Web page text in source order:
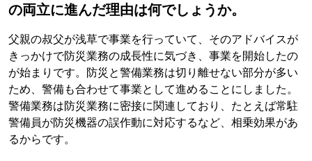
の両立に進んだ理由は何でしょうか。
父親の叔父が浅草で事業を行っていて、そのアドバイスが
きっかけで防災業務の成長性に気づき、事業を開始したの
が始まりです。防災と警備業務は切り離せない部分が多い
ため、警備も合わせて事業として進めることにしました。
警備業務は防災業務に密接に関連しており、たとえば常駐
警備員が防災機器の誤作動に対応するなど、相乗効果があ
るからです。